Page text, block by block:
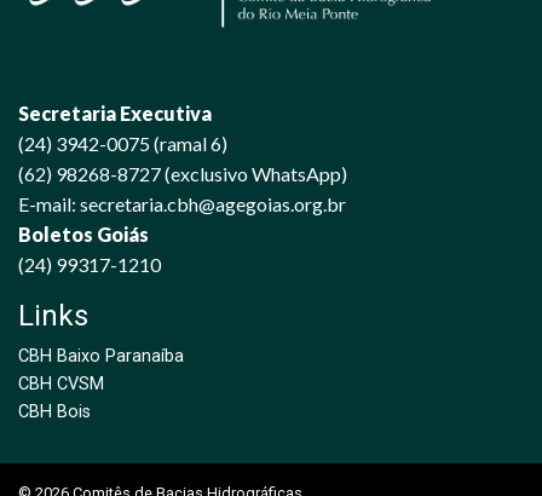
Secretaria Executiva
(24) 3942-0075 (ramal 6)
(62) 98268-8727 (exclusivo WhatsApp)
E-mail: secretaria.cbh@agegoias.org.br
Boletos Goiás
(24) 99317-1210
Links
CBH Baixo Paranaíba
CBH CVSM
CBH Bois